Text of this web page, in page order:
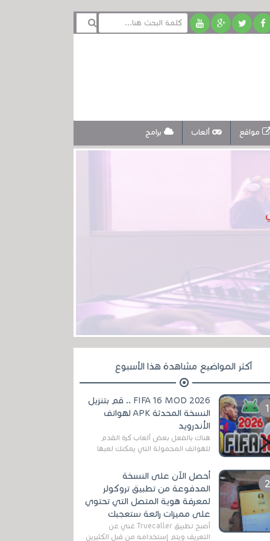
مواقع ألعاب برامج
أكثر المواضيع مشاهدة هذا الأسبوع
FIFA 16 MOD 2026 .. قم بتنزيل
النسخة المحدثة APK لهواتف
الأندرويد
هناك بالفعل بعض ألعاب كرة القدم
للهواتف المحمولة التي يمكنك لعبها
مثل EA Sports ...
أحصل الآن على النسخة
المدفوعة من تطبيق تروكولر
لمعرفة هوية المتصل التي تحتوي
على مميزات رائعة ستعجبك
أصبح تطبيق Truecaller غني عن
التعريف ويتم إستخدامه من قبل الكثيرين